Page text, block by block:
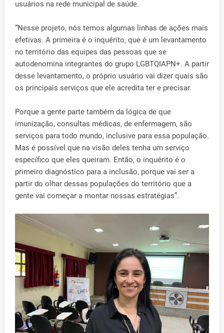
usuários na rede municipal de saúde.
“Nesse projeto, nós temos algumas linhas de ações mais
efetivas. A primeira é o inquérito, que é um levantamento
no território das equipes das pessoas que se
autodenomina integrantes do grupo LGBTQIAPN+. A partir
desse levantamento, o próprio usuário vai dizer quais são
os principais serviços que ele acredita ter e precisar.
Porque a gente parte também da lógica de que
imunização, consultas médicas, de enfermagem, são
serviços para todo mundo, inclusive para essa população.
Mas é possível que na visão deles tenha um serviço
específico que eles queiram. Então, o inquérito é o
primeiro diagnóstico para a inclusão, porque vai ser a
partir do olhar dessas populações do território que a
gente vai começar a montar nossas estratégias”.